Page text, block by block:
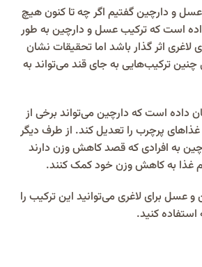
و دارچین گفتیم اگر چه تا کنون هیچ
است که ترکیب عسل و دارچین به طور
لاغری اثر گذار باشد اما تحقیقات نشان
ترکیب‌هایی به جای قند می‌تواند به
داده است که دارچین می‌تواند برخی از
غذاهای پرچرب را تعدیل کند. از طرف دیگر
به افرادی که قصد کاهش وزن دارند
غذا به کاهش وزن خود کمک کنند.
و عسل برای لاغری می‌توانید این ترکیب را
کنید.